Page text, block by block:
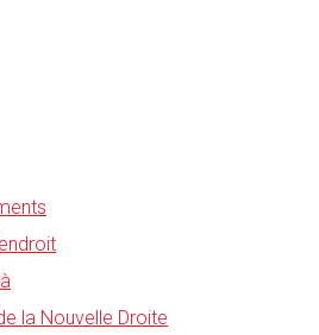
la Nouvelle Droite